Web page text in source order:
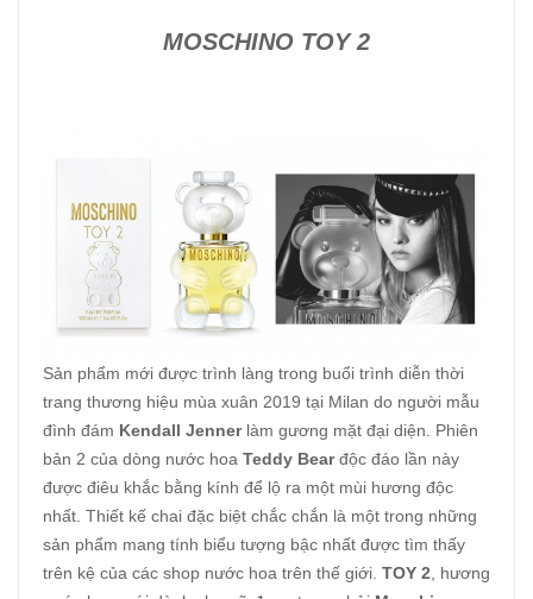
MOSCHINO TOY 2
Sản phẩm mới được trình làng trong buổi trình diễn thời
trang thương hiệu mùa xuân 2019 tại Milan do người mẫu
đình đám Kendall Jennerlàm gương mặt đại diện. Phiên
bản 2 của dòng nước hoa Teddy Bearđộc đáo lần này
được điêu khắc bằng kính để lộ ra một mùi hương độc
nhất. Thiết kế chai đặc biệt chắc chắn là một trong những
sản phẩm mang tính biểu tượng bậc nhất được tìm thấy
trên kệ của các shop nước hoa trên thế giới. TOY 2 , hương